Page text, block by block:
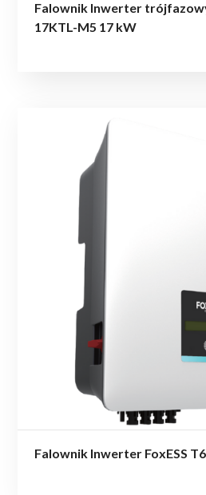
Falownik Inwerter
17KTL-M5 17 kW
Falownik Inwerter FoxESS